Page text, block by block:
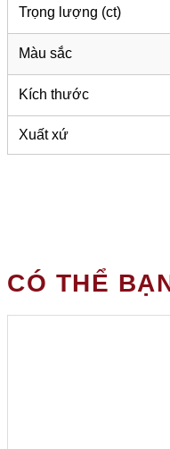
Trọng lượng (ct)
Màu sắc
Kích thước
Xuất xứ
CÓ THỂ